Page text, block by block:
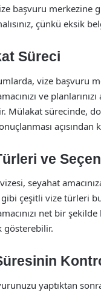
başvuru merkezine
çünkü eksik
Süreci
vize başvuru
ve
Mülakat sürecinde,
açısından
ve
seyahat
çeşitli vize türleri
net bir
gösterebilir.
yaptıktan